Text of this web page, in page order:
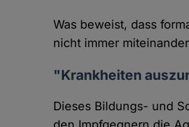
Was beweist, dass
nicht immer
"Krankheiten
Dieses Bildungs- und